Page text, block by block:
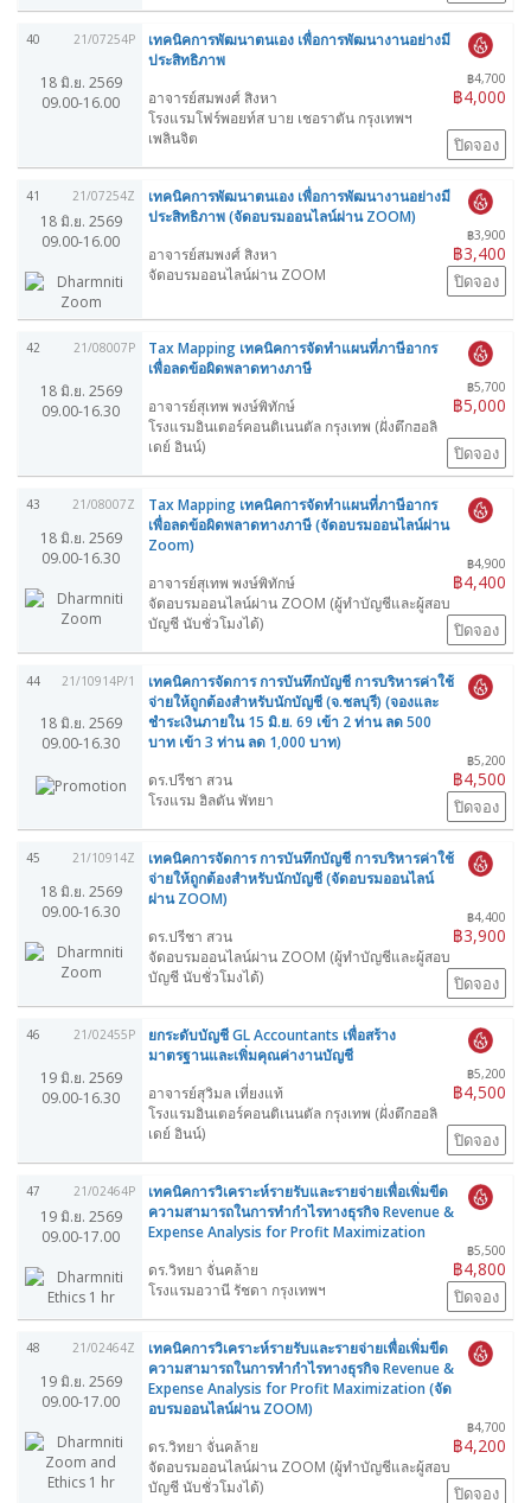
40 21/07254P
18 มิ.ย. 2569
09.00-16.00
เทคนิคการพัฒนาตนเอง เพื่อการพัฒนางานอย่างมี
ประสิทธิภาพ
฿4,700
฿4,000
อาจารย์สมพงศ์ สิงหา
โรงแรมโฟร์พอยท์ส บาย เชอราตัน กรุงเทพฯ
เพลินจิต
ปิดจอง
41 21/07254Z
18 มิ.ย. 2569
09.00-16.00
เทคนิคการพัฒนาตนเอง เพื่อการพัฒนางานอย่างมี
ประสิทธิภาพ (จัดอบรมออนไลน์ผ่าน ZOOM)
฿3,900
฿3,400
อาจารย์สมพงศ์ สิงหา
จัดอบรมออนไลน์ผ่าน ZOOM
ปิดจอง
42 21/08007P
18 มิ.ย. 2569
09.00-16.30
Tax Mapping เทคนิคการจัดทำแผนที่ภาษีอากร
เพื่อลดข้อผิดพลาดทางภาษี
฿5,700
฿5,000
อาจารย์สุเทพ พงษ์พิทักษ์
โรงแรมอินเตอร์คอนติเนนตัล กรุงเทพ (ฝั่งตึกฮอลิ
เดย์ อินน์)
ปิดจอง
43 21/08007Z
18 มิ.ย. 2569
09.00-16.30
Tax Mapping เทคนิคการจัดทำแผนที่ภาษีอากร
เพื่อลดข้อผิดพลาดทางภาษี (จัดอบรมออนไลน์ผ่าน
Zoom)
฿4,900
฿4,400
อาจารย์สุเทพ พงษ์พิทักษ์
จัดอบรมออนไลน์ผ่าน ZOOM (ผู้ทำบัญชีและผู้สอบ
บัญชี นับชั่วโมงได้)
ปิดจอง
44 21/10914P/1
18 มิ.ย. 2569
09.00-16.30
เทคนิคการจัดการ การบันทึกบัญชี การบริหารค่าใช้
จ่ายให้ถูกต้องสำหรับนักบัญชี (จ.ชลบุรี) (จองและ
ชำระเงินภายใน 15 มิ.ย. 69 เข้า 2 ท่าน ลด 500
บาท เข้า 3 ท่าน ลด 1,000 บาท)
฿5,200
฿4,500
ดร.ปรีชา สวน
โรงแรม ฮิลตัน พัทยา
ปิดจอง
45 21/10914Z
18 มิ.ย. 2569
09.00-16.30
เทคนิคการจัดการ การบันทึกบัญชี การบริหารค่าใช้
จ่ายให้ถูกต้องสำหรับนักบัญชี (จัดอบรมออนไลน์
ผ่าน ZOOM)
฿4,400
฿3,900
ดร.ปรีชา สวน
จัดอบรมออนไลน์ผ่าน ZOOM (ผู้ทำบัญชีและผู้สอบ
บัญชี นับชั่วโมงได้)
ปิดจอง
46 21/02455P
19 มิ.ย. 2569
09.00-16.30
ยกระดับบัญชี GL Accountants เพื่อสร้าง
มาตรฐานและเพิ่มคุณค่างานบัญชี
฿5,200
฿4,500
อาจารย์สุวิมล เที่ยงแท้
โรงแรมอินเตอร์คอนติเนนตัล กรุงเทพ (ฝั่งตึกฮอลิ
เดย์ อินน์)
ปิดจอง
47 21/02464P
19 มิ.ย. 2569
09.00-17.00
เทคนิคการวิเคราะห์รายรับและรายจ่ายเพื่อเพิ่มขีด
ความสามารถในการทำกำไรทางธุรกิจ Revenue &
Expense Analysis for Profit Maximization
฿5,500
฿4,800
ดร.วิทยา จั่นคล้าย
โรงแรมอวานี รัชดา กรุงเทพฯ
ปิดจอง
48 21/02464Z
19 มิ.ย. 2569
09.00-17.00
เทคนิคการวิเคราะห์รายรับและรายจ่ายเพื่อเพิ่มขีด
ความสามารถในการทำกำไรทางธุรกิจ Revenue &
Expense Analysis for Profit Maximization (จัด
อบรมออนไลน์ผ่าน ZOOM)
฿4,700
฿4,200
ดร.วิทยา จั่นคล้าย
จัดอบรมออนไลน์ผ่าน ZOOM (ผู้ทำบัญชีและผู้สอบ
บัญชี นับชั่วโมงได้)
ปิดจอง